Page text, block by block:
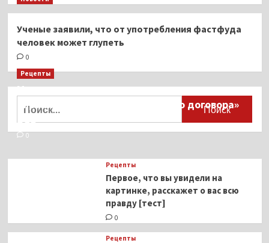
Ученые заявили, что от употребления фастфуда
человек может глупеть
0
Рецепты
Миллионы японцев восстают против
тиранического «Пандемического договора»
ВОЗ
0
Рецепты
Первое, что вы увидели на
картинке, расскажет о вас всю
правду [тест]
0
Рецепты